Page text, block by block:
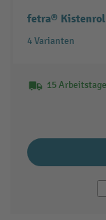
fetra®
4 Varianten
15 Arbeitstage